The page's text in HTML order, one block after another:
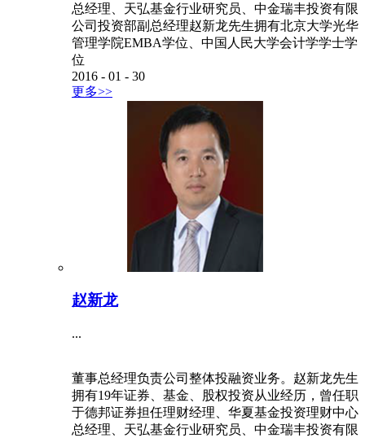
总经理、天弘基金行业研究员、中金瑞丰投资有限
公司投资部副总经理赵新龙先生拥有北京大学光华
管理学院EMBA学位、中国人民大学会计学学士学
位
2016 - 01 - 30
更多>>
赵新龙
...
董事总经理负责公司整体投融资业务。赵新龙先生
拥有19年证券、基金、股权投资从业经历，曾任职
于德邦证券担任理财经理、华夏基金投资理财中心
总经理、天弘基金行业研究员、中金瑞丰投资有限